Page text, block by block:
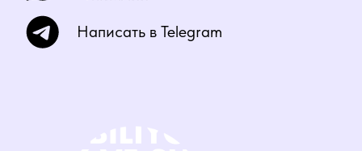
Ознакомитесь со структурой
изучения турецкого языка и
подберете подходящую вам